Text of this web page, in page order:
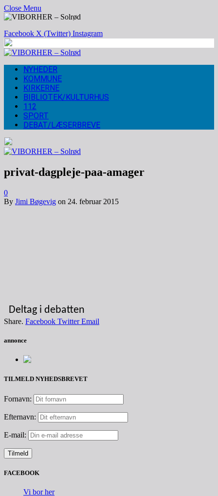
Close Menu
Facebook X (Twitter) Instagram
NYHEDER
KOMMUNE
KIRKERNE
BIBLIOTEK/KULTURHUS
112
SPORT
DEBAT/LÆSERBREVE
privat-dagpleje-paa-amager
0
By Jimi Bøgevig on 24. februar 2015
Deltag i debatten
Share. Facebook Twitter Email
annonce
TILMELD NYHEDSBREVET
Fornavn:
Efternavn:
E-mail:
FACEBOOK
Vi bor her